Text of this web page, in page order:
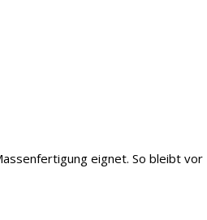
eignet. So bleibt vor